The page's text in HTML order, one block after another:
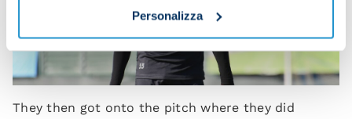
Personalizza
They then got onto the pitch where they did